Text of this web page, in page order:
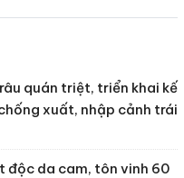
quán triệt, triển khai kế
xuất, nhập cảnh trái
độc da cam, tôn vinh 60